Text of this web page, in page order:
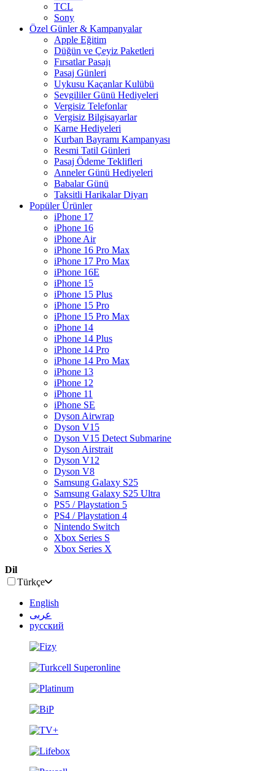
TCL
Sony
Özel Günler & Kampanyalar
Apple Eğitim
Düğün ve Çeyiz Paketleri
Fırsatlar Pasajı
Pasaj Günleri
Uykusu Kaçanlar Kulübü
Sevgililer Günü Hediyeleri
Vergisiz Telefonlar
Vergisiz Bilgisayarlar
Karne Hediyeleri
Kurban Bayramı Kampanyası
Resmi Tatil Günleri
Pasaj Ödeme Teklifleri
Anneler Günü Hediyeleri
Babalar Günü
Taksitli Harikalar Diyarı
Popüler Ürünler
iPhone 17
iPhone 16
iPhone Air
iPhone 16 Pro Max
iPhone 17 Pro Max
iPhone 16E
iPhone 15
iPhone 15 Plus
iPhone 15 Pro
iPhone 15 Pro Max
iPhone 14
iPhone 14 Plus
iPhone 14 Pro
iPhone 14 Pro Max
iPhone 13
iPhone 12
iPhone 11
iPhone SE
Dyson Airwrap
Dyson V15
Dyson V15 Detect Submarine
Dyson Airstrait
Dyson V12
Dyson V8
Samsung Galaxy S25
Samsung Galaxy S25 Ultra
PS5 / Playstation 5
PS4 / Playstation 4
Nintendo Switch
Xbox Series S
Xbox Series X
Dil
Türkçe
English
عربى
русский